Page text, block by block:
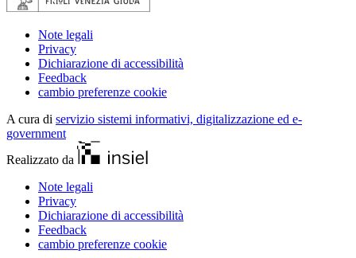
Note legali
Privacy
Dichiarazione di accessibilità
Feedback
cambio preferenze cookie
A cura di servizio sistemi informativi, digitalizzazione ed e-
government
Realizzato da
Note legali
Privacy
Dichiarazione di accessibilità
Feedback
cambio preferenze cookie